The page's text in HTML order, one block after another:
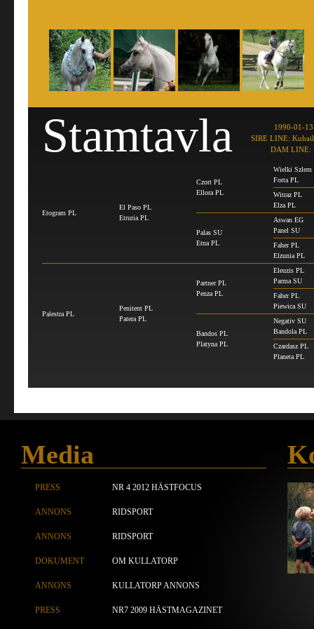
Stamtavla
1990-01-
SIRE LINE:
DAM LINE:
Etogram PL
El Paso PL
Etruria PL
Czort PL
Ellora PL
Wielki Szlem
Forta PL
Witraz PL
Elza PL
Palas SU
Etna PL
Aswan EG
Panel SU
Faher PL
Elzunia PL
Palestra PL
Penitent PL
Patera PL
Partner PL
Penza PL
Eleuzis PL
Parma SU
Faher PL
Piewica SU
Bandos PL
Platyna PL
Negativ SU
Bandola PL
Czardasz PL
Planeta PL
Media
PRESS NR 4 2012 HÄSTFOCUS
ANNONS RIDSPORT
ANNONS RIDSPORT
DOKUMENT OM KULLATORP
ANNONS KULLATORP ANNONS
PRESS NR7 2009 HÄSTMAGAZINET